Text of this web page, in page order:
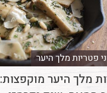
פטריות מלך היער
מלך היער מוקפצות: